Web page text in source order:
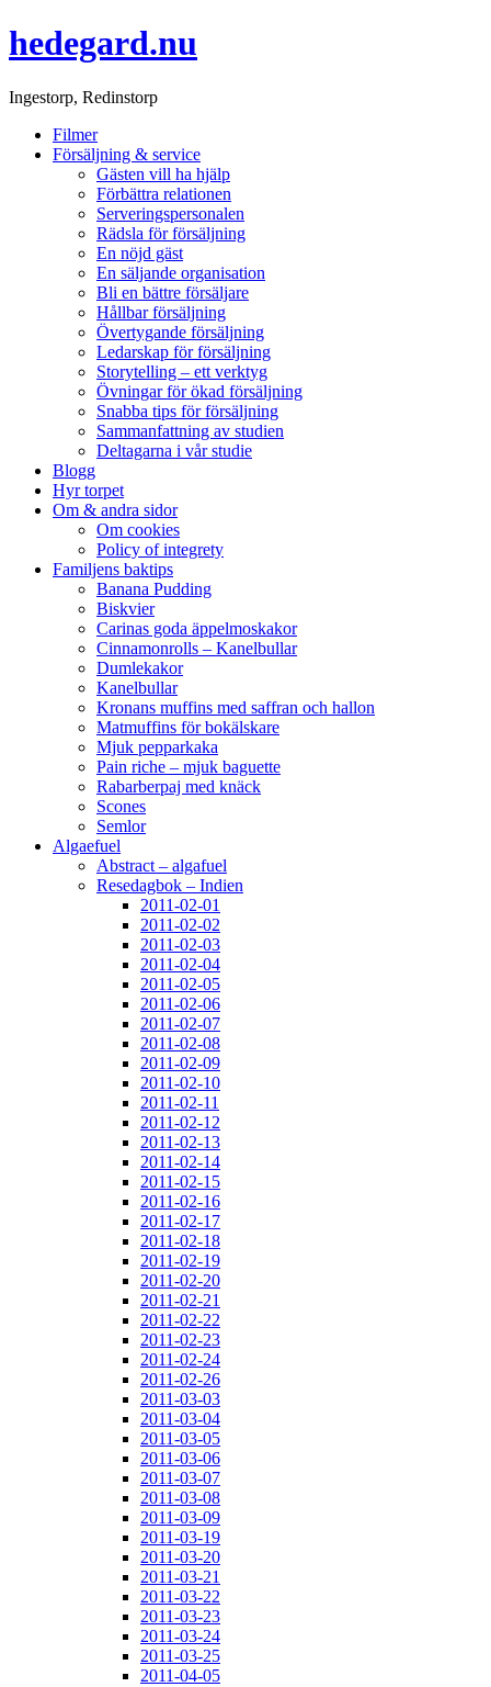
hedegard.nu
Ingestorp, Redinstorp
Filmer
Försäljning & service
Gästen vill ha hjälp
Förbättra relationen
Serveringspersonalen
Rädsla för försäljning
En nöjd gäst
En säljande organisation
Bli en bättre försäljare
Hållbar försäljning
Övertygande försäljning
Ledarskap för försäljning
Storytelling – ett verktyg
Övningar för ökad försäljning
Snabba tips för försäljning
Sammanfattning av studien
Deltagarna i vår studie
Blogg
Hyr torpet
Om & andra sidor
Om cookies
Policy of integrety
Familjens baktips
Banana Pudding
Biskvier
Carinas goda äppelmoskakor
Cinnamonrolls – Kanelbullar
Dumlekakor
Kanelbullar
Kronans muffins med saffran och hallon
Matmuffins för bokälskare
Mjuk pepparkaka
Pain riche – mjuk baguette
Rabarberpaj med knäck
Scones
Semlor
Algaefuel
Abstract – algafuel
Resedagbok – Indien
2011-02-01
2011-02-02
2011-02-03
2011-02-04
2011-02-05
2011-02-06
2011-02-07
2011-02-08
2011-02-09
2011-02-10
2011-02-11
2011-02-12
2011-02-13
2011-02-14
2011-02-15
2011-02-16
2011-02-17
2011-02-18
2011-02-19
2011-02-20
2011-02-21
2011-02-22
2011-02-23
2011-02-24
2011-02-26
2011-03-03
2011-03-04
2011-03-05
2011-03-06
2011-03-07
2011-03-08
2011-03-09
2011-03-19
2011-03-20
2011-03-21
2011-03-22
2011-03-23
2011-03-24
2011-03-25
2011-04-05